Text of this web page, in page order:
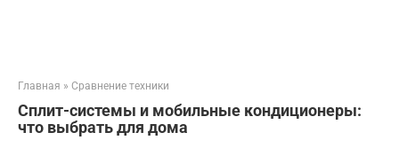
Главная » Сравнение техники
Сплит-системы и мобильные кондиционеры:
что выбрать для дома